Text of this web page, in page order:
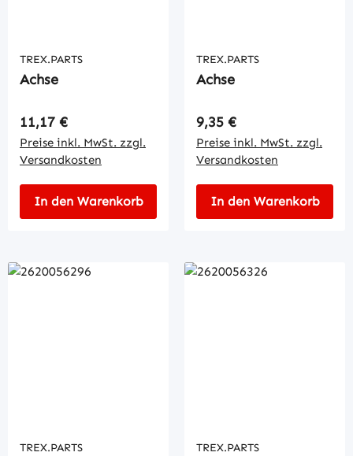
TREX.PARTS
Achse
Regulärer Preis:
11,17 €
Preise inkl. MwSt. zzgl.
Versandkosten
In den Warenkorb
TREX.PARTS
Achse
Regulärer Preis:
9,35 €
Preise inkl. MwSt. zzgl.
Versandkosten
In den Warenkorb
TREX.PARTS TREX.PARTS